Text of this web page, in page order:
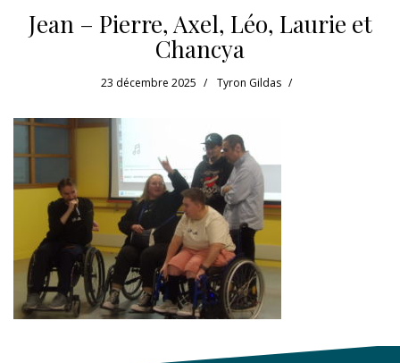
Jean – Pierre, Axel, Léo, Laurie et
Chancya
23 décembre 2025 Tyron Gildas